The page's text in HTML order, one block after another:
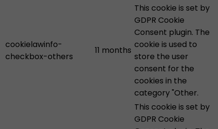
cookielawinfo-
checkbox-others
11 months
This cookie is set by
GDPR Cookie
Consent plugin. The
cookie is used to
store the user
consent for the
cookies in the
category "Other.
This cookie is set by
GDPR Cookie